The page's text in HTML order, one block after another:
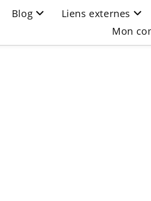
Blog Liens externes
Mon